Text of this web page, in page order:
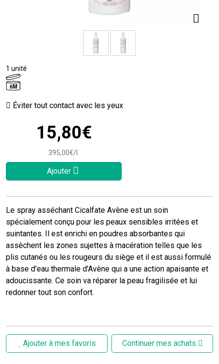
1 unité
6M
Éviter tout contact avec les yeux
15,80€
395,00€/
Ajouter
Le spray asséchant Cicalfate Avène est un soin
spécialement conçu pour les peaux sensibles irritées et
suintantes. Il est enrichi en poudres absorbantes qui
assèchent les zones sujettes à macération telles que les
plis cutanés ou les rougeurs du siège et il est aussi formulé
à base d'eau thermale d'Avène qui a une action apaisante et
adoucissante. Ce soin va réparer la peau fragilisée et lui
redonner tout son confort.
Ajouter à mes favoris Continuer mes achats